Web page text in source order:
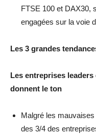
FTSE 100 et DAX30,
engagées sur la voie
Les 3 grandes
Les entreprises
donnent le ton
Malgré les
des 3/4 des